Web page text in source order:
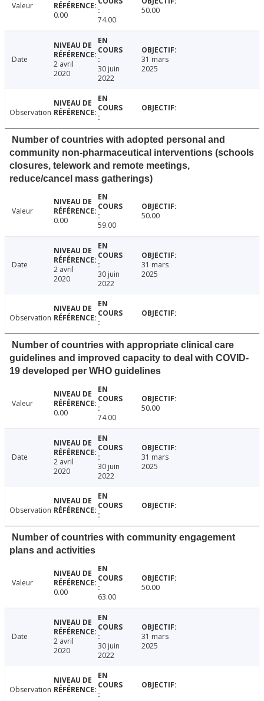
Valeur
0.00
74.00
50.00
Date
2 avril
2020
30 juin
2022
31 mars
2025
Observation
Number of countries with adopted personal and
community non-pharmaceutical interventions (schools
closures, telework and remote meetings,
reduce/cancel mass gatherings)
Valeur
0.00
59.00
50.00
Date
2 avril
2020
30 juin
2022
31 mars
2025
Observation
Number of countries with appropriate clinical care
guidelines and improved capacity to deal with COVID-
19 developed per WHO guidelines
Valeur
0.00
74.00
50.00
Date
2 avril
2020
30 juin
2022
31 mars
2025
Observation
Number of countries with community engagement
plans and activities
Valeur
0.00
63.00
50.00
Date
2 avril
2020
30 juin
2022
31 mars
2025
Observation